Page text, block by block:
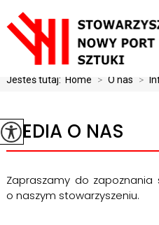
Jesteś tutaj: Home > O nas >
MEDIA O NAS
Zapraszamy do zapoznania
o naszym stowarzyszeniu.